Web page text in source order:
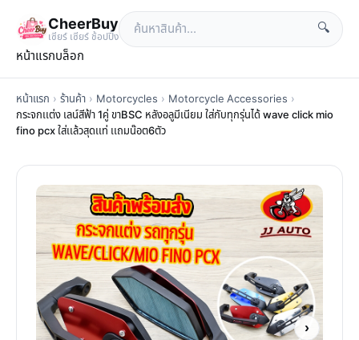
CheerBuy
เซียร์ เซียร์ ช้อปปิ้ง
🔍
หน้าแรกบล็อก
หน้าแรก › ร้านค้า › Motorcycles › Motorcycle Accessories ›
กระจกเเต่ง เลน์สีฟ้า 1คู่ ขาBSC หลังอลูมีเนียม ใส่กับทุกรุ่นได้ wave click mio
fino pcx ใส่เเล้วสุดเเท่ เเถมน๊อต6ตัว
›